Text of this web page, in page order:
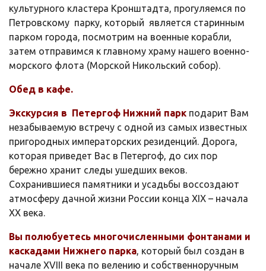
культурного кластера Кронштадта, прогуляемся по
Петровскому парку, который является старинным
парком города, посмотрим на военные корабли,
затем отправимся к главному храму нашего военно-
морского флота (Морской Никольский собор).
Обед в кафе.
Экскурсия в Петергоф Нижний парк подарит Вам
незабываемую встречу с одной из самых известных
пригородных императорских резиденций. Дорога,
которая приведет Вас в Петергоф, до сих пор
бережно хранит следы ушедших веков.
Сохранившиеся памятники и усадьбы воссоздают
атмосферу дачной жизни России конца XIX – начала
XX века.
Вы полюбуетесь многочисленными фонтанами и
каскадами Нижнего парка , который был создан в
начале XVIII века по велению и собственноручным